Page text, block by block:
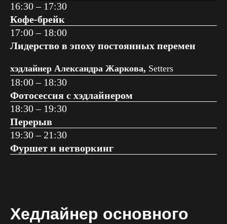
16:30 – 17:30
Кофе-брейк
17:00 – 18:00
Лидерство в эпоху постоянных перемен
хэдлайнер Александра Жаркова, Setters
18:00 – 18:30
Фотосессия с хэдлайнером
18:30 – 19:30
Перерыв
19:30 – 21:30
Фуршет и нетворкинг
Хедлайнер основного